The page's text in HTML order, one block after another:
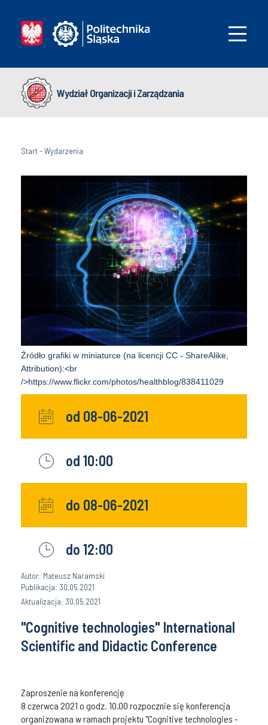
Wydział Organizacji i Zarządzania
Start-Wydarzenia
Źródło grafiki w miniaturce (na licencji CC - ShareAlike,
Attribution):<br
/>https://www.flickr.com/photos/healthblog/838411029
od 08-06-2021
od 10:00
do 08-06-2021
do 12:00
Autor: Mateusz Naramski
Publikacja: 30.05.2021
Aktualizacja: 30.05.2021
"Cognitive techn​ologies" International
Scientific and Didactic Conference
Zaproszenie na konferencję
8 czerwca 2021 o godz. 10.00 rozpocznie się konferencja
organizowana w ramach projektu "Cognitive technologies -